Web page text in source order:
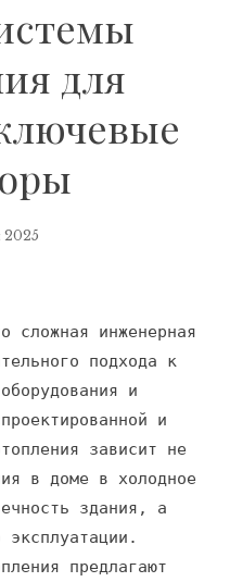
для
2025
сложная инженерная
подхода к
и
и
зависит не
в доме в холодное
здания, а
эксплуатации.
предлагают